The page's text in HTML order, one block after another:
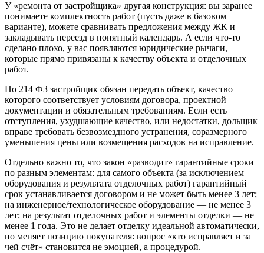
У «ремонта от застройщика» другая конструкция: вы заранее
понимаете комплектность работ (пусть даже в базовом
варианте), можете сравнивать предложения между ЖК и
закладывать переезд в понятный календарь. А если что-то
сделано плохо, у вас появляются юридические рычаги,
которые прямо привязаны к качеству объекта и отделочных
работ.
По 214 ФЗ застройщик обязан передать объект, качество
которого соответствует условиям договора, проектной
документации и обязательным требованиям. Если есть
отступления, ухудшающие качество, или недостатки, дольщик
вправе требовать безвозмездного устранения, соразмерного
уменьшения цены или возмещения расходов на исправление.
Отдельно важно то, что закон «разводит» гарантийные сроки
по разным элементам: для самого объекта (за исключением
оборудования и результата отделочных работ) гарантийный
срок устанавливается договором и не может быть менее 3 лет;
на инженерное/технологическое оборудование — не менее 3
лет; на результат отделочных работ и элементы отделки — не
менее 1 года. Это не делает отделку идеальной автоматически,
но меняет позицию покупателя: вопрос «кто исправляет и за
чей счёт» становится не эмоцией, а процедурой.